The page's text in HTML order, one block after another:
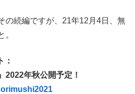
の続編ですが、21年12月4日、無
。
2022年秋公開予定！